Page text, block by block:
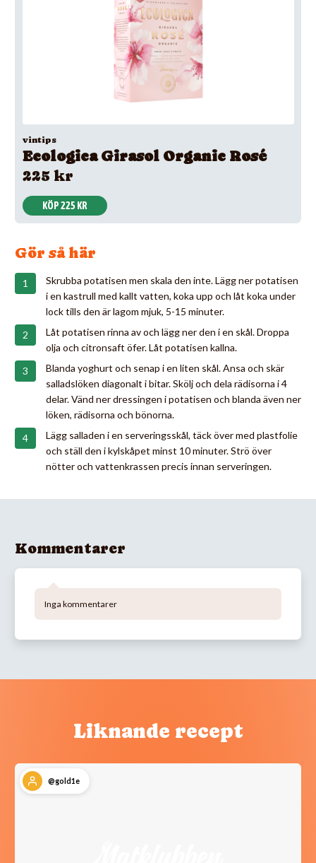
vintips
Ecologica Girasol Organic Rosé
225 kr
KÖP 225 KR
Gör så här
Skrubba potatisen men skala den inte. Lägg ner potatisen
i en kastrull med kallt vatten, koka upp och låt koka under
lock tills den är lagom mjuk, 5-15 minuter.
Låt potatisen rinna av och lägg ner den i en skål. Droppa
olja och citronsaft öfer. Låt potatisen kallna.
Blanda yoghurt och senap i en liten skål. Ansa och skär
salladslöken diagonalt i bitar. Skölj och dela rädisorna i 4
delar. Vänd ner dressingen i potatisen och blanda även ner
löken, rädisorna och bönorna.
Lägg salladen i en serveringsskål, täck över med plastfolie
och ställ den i kylskåpet minst 10 minuter. Strö över
nötter och vattenkrassen precis innan serveringen.
Kommentarer
Inga kommentarer
Liknande recept
@gold1e